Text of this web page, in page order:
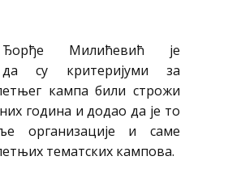
Милићевић је
су критеријуми за
кампа били строжи
година и додао да је то
организације и саме
тематских кампова.